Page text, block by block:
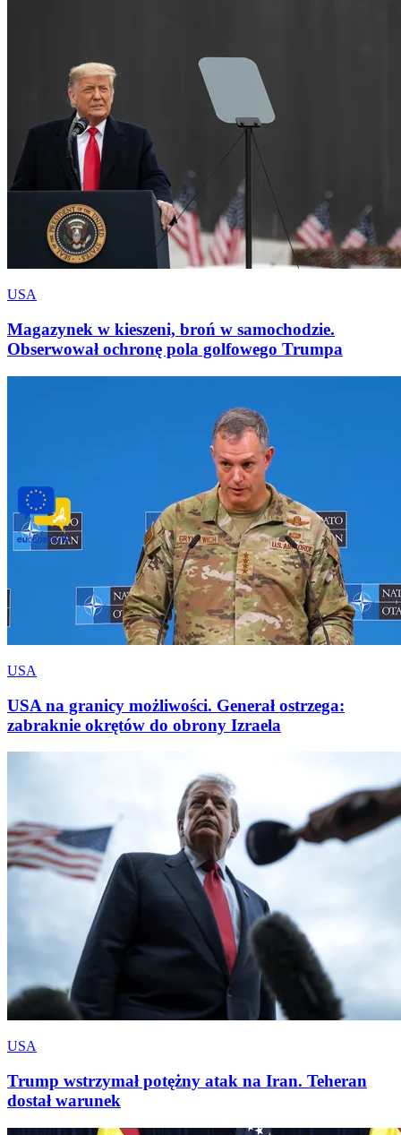
USA
Magazynek w kieszeni, broń w samochodzie.
Obserwował ochronę pola golfowego Trumpa
USA
USA na granicy możliwości. Generał ostrzega:
zabraknie okrętów do obrony Izraela
USA
Trump wstrzymał potężny atak na Iran. Teheran
dostał warunek